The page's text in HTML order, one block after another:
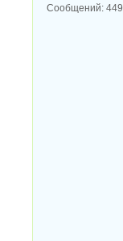
Сообщений: 449